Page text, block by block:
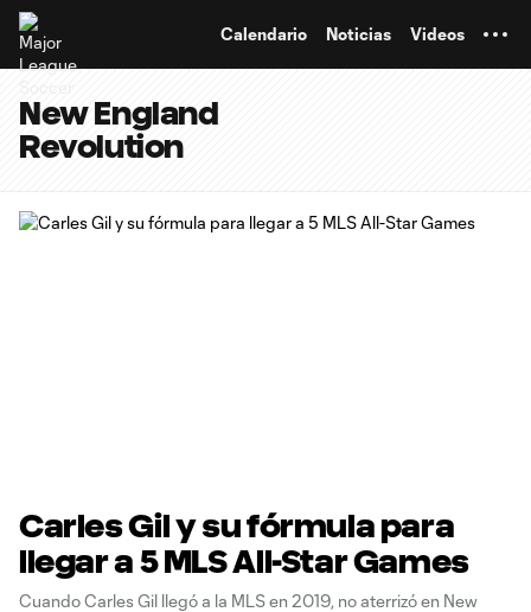
Calendario Noticias Videos
New England
Revolution
Carles Gil y su fórmula para
llegar a 5 MLS All-Star Games
Cuando Carles Gil llegó a la MLS en 2019, no aterrizó en New